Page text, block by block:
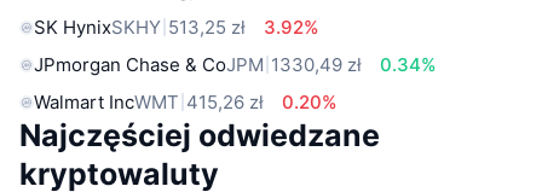
SK HynixSKHY 513,25 zł
3.92%
JPmorgan Chase & CoJPM 1330,49 zł
0.34%
Walmart IncWMT 415,26 zł 0.20%
Najczęściej odwiedzane
kryptowaluty